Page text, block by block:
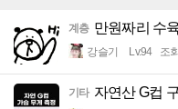
계층 만원짜리 수
강슬기 Lv.94 조
기타 자연산 G컵